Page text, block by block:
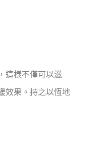
這樣不僅可以滋
效果。持之以恆地